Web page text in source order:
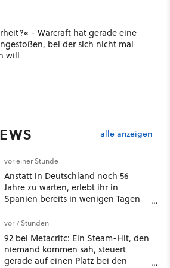
- Warcraft hat gerade eine
bei der sich nicht mal
will
alle anzeigen
vor einer Stunde
Anstatt in Deutschland noch 56
Jahre zu warten, erlebt ihr in
Spanien bereits in wenigen Tagen
vor 7 Stunden
92 bei Metacritc: Ein Steam-Hit, den
niemand kommen sah, steuert
gerade auf einen Platz bei den